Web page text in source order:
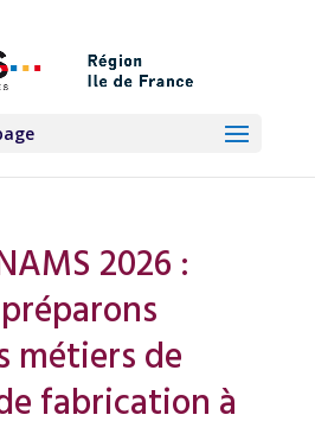
2026 :
métiers de
fabrication à